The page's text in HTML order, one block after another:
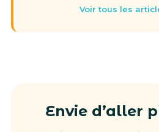
Voir tous les
Envie d’aller